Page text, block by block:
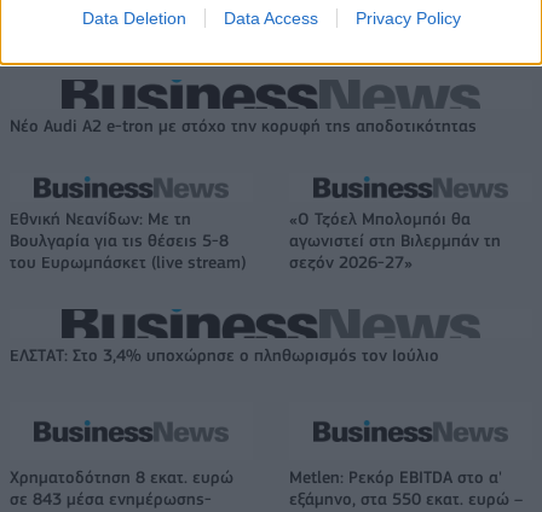
Data Deletion Data Access Privacy Policy
μπαταριών για τα υβριδικά της
ευρωπαϊκή
αυτοκινητοβιομηχανία
Νέο Audi A2 e-tron με στόχο την κορυφή της αποδοτικότητας
Εθνική Νεανίδων: Με τη
Βουλγαρία για τις θέσεις 5-8
του Ευρωμπάσκετ (live stream)
«Ο Τζόελ Μπολομπόι θα
αγωνιστεί στη Βιλερμπάν τη
σεζόν 2026-27»
ΕΛΣΤΑΤ: Στο 3,4% υποχώρησε ο πληθωρισμός τον Ιούλιο
Χρηματοδότηση 8 εκατ. ευρώ
σε 843 μέσα ενημέρωσης-
Metlen: Ρεκόρ EBITDA στο α'
εξάμηνο, στα 550 εκατ. ευρώ –